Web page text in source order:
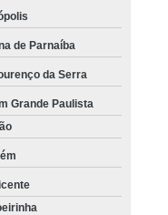
de Parnaíba
da Serra
Grande Paulista